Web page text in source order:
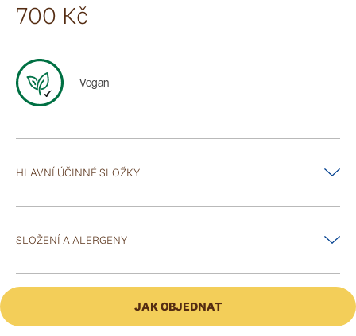
Obzvláště jemně čistí, chrání, vyživuje a zklidňuje citlivou pokožku.
Obsažené účinné složky poskytují pokožce dlouhotrvající hydrataci a
časté použití.
Použití: Malé množství gelu naneste na navlhčenou pokožku, napěňte a
700 Kč
Vegan
HLAVNÍ ÚČINNÉ SLOŽKY
jemné mycí tenzidy
SLOŽENÍ A ALERGENY
JAK OBJEDNAT